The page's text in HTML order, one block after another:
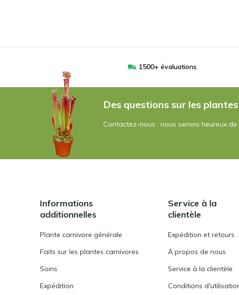
1500+ évaluations
Des questions sur les
Contactez-nous : nous serons heureux de
Informations
additionnelles
Plante carnivore générale
Faits sur les plantes carnivores
Soins
Expédition
Service à la
clientèle
Expédition et retours
Á propos de nous
Service à la clientèle
Conditions